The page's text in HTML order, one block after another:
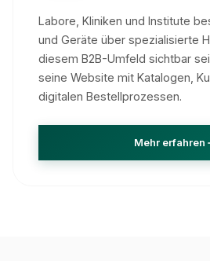
Labore, Kliniken und Institute
und Geräte über spezialisierte
diesem B2B-Umfeld sichtbar
seine Website mit Katalogen,
digitalen Bestellprozessen.
Mehr erfahren